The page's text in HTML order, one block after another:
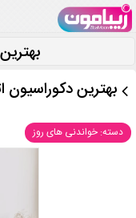
دسته: خواندنی های روز